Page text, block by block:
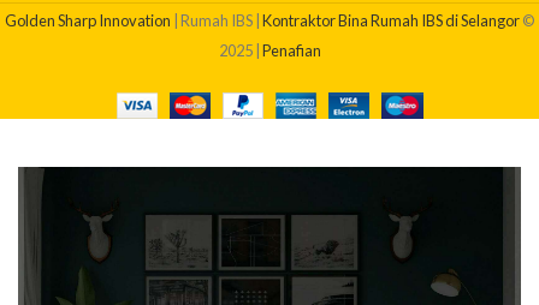
Golden Sharp Innovation | Rumah IBS |Kontraktor Bina Rumah IBS di Selangor©
2025 |Penafian
BERAPAKAH KOS BINA RUMAH SAYA?